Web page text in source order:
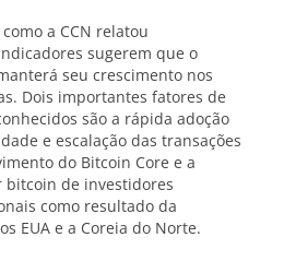
a CCN relatou
sugerem que o
seu crescimento nos
Dois importantes fatores de
são a rápida adoção
e escalação das transações
do Bitcoin Core e a
bitcoin de investidores
como resultado da
EUA e a Coreia do Norte.